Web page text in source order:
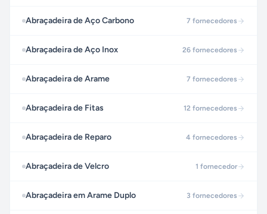
Abraçadeira de Aço Carbono 7 fornecedores
Abraçadeira de Aço Inox 26 fornecedores
Abraçadeira de Arame 7 fornecedores
Abraçadeira de Fitas 12 fornecedores
Abraçadeira de Reparo 4 fornecedores
Abraçadeira de Velcro 1 fornecedor
Abraçadeira em Arame Duplo 3 fornecedores